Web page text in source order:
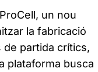
un nou
la fabricació
de partida crítics,
plataforma busca